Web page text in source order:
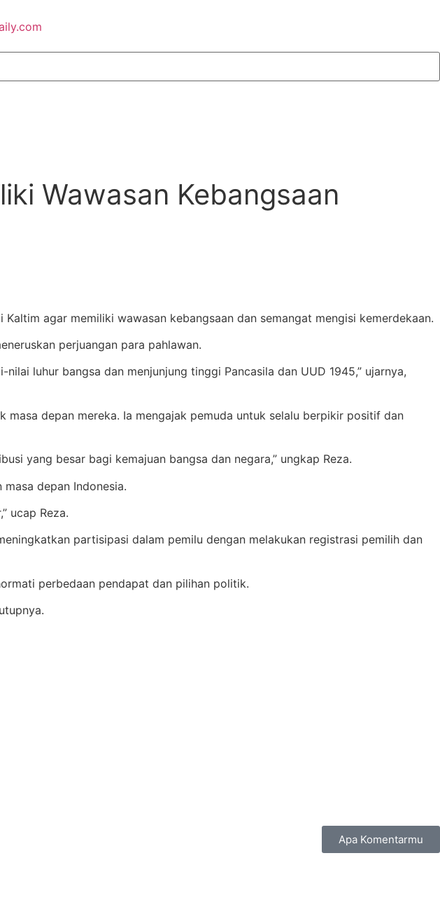
Wawasan Kebangsaan
agar memiliki wawasan kebangsaan dan semangat mengisi kemerdekaan.
perjuangan para pahlawan.
luhur bangsa dan menjunjung tinggi Pancasila dan UUD 1945,” ujarnya,
depan mereka. Ia mengajak pemuda untuk selalu berpikir positif dan
yang besar bagi kemajuan bangsa dan negara,” ungkap Reza.
depan Indonesia.
ucap Reza.
partisipasi dalam pemilu dengan melakukan registrasi pemilih dan
perbedaan pendapat dan pilihan politik.
Apa Komentarmu